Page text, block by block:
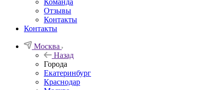
Команда
Отзывы
Контакты
Контакты
Москва
Назад
Города
Екатеринбург
Краснодар